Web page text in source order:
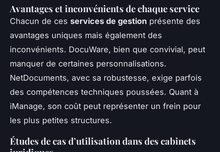
Avantages et inconvénients de chaque service
Chacun de ces services de gestion présente des
avantages uniques mais également des
inconvénients. DocuWare, bien que convivial, peut
manquer de certaines personnalisations.
NetDocuments, avec sa robustesse, exige parfois
des compétences techniques poussées. Quant à
iManage, son coût peut représenter un frein pour
les plus petites structures.
Études de cas d’utilisation dans des cabinets